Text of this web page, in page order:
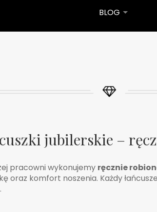
BLOG
jubilerskie –
pracowni wykonujemy ręcznie
oraz komfort noszenia. Każdy